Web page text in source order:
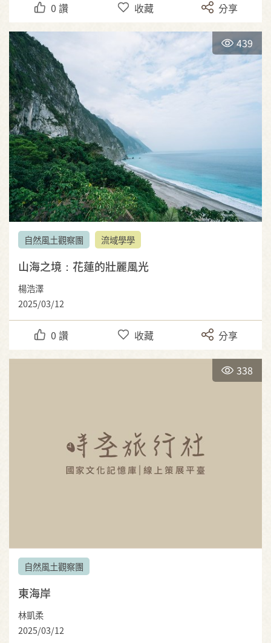
0 讚 收藏 分享
439
自然風土觀察團 流域學學
山海之境：花蓮的壯麗風光
楊浩澤
2025/03/12
0 讚 收藏 分享
338
自然風土觀察團
東海岸
林凱柔
2025/03/12